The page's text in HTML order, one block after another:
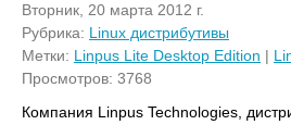
Вторник, 20 марта 2012 г.
Рубрика: Linux дистрибутивы
Метки: Linpus Lite Desktop Edition |
Просмотров: 3768
Компания Linpus Technologies,